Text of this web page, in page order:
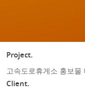
Project.
고속도로휴게소 홍보물
Client.